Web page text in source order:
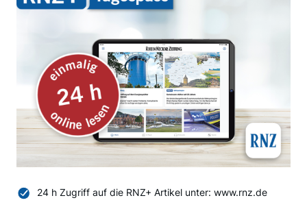
24 h Zugriff auf die RNZ+ Artikel unter: www.rnz.de